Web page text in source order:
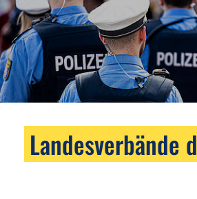
Landesverbände